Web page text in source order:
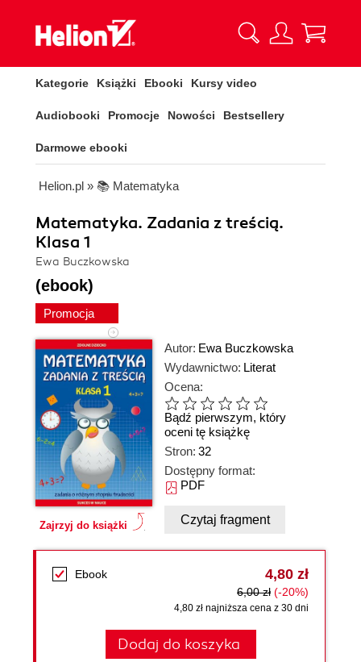
Kategorie Książki Ebooki Kursy video
Audiobooki Promocje Nowości Bestsellery
Darmowe ebooki
Helion.pl » 📚 Matematyka
Matematyka. Zadania z treścią.
Klasa 1
Ewa Buczkowska
(ebook)
Promocja
Zajrzyj do książki
Autor: Ewa Buczkowska
Wydawnictwo: Literat
Ocena:
Bądź pierwszym, który
oceni tę książkę
Stron: 32
Dostępny format:
PDF
Czytaj fragment
Ebook 4,80 zł
6,00 zł (-20%)
4,80 zł najniższa cena z 30 dni
Dodaj do koszyka